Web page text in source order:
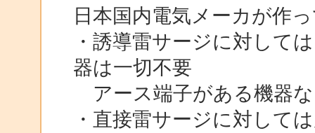
日本国内電気メーカが作
・誘導雷サージに対して
器は一切不要
アース端子がある機器
・直接雷サージに対して